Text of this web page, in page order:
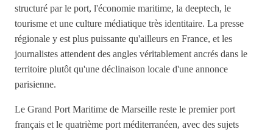
structuré par le port, l'économie maritime, la deeptech, le
tourisme et une culture médiatique très identitaire. La presse
régionale y est plus puissante qu'ailleurs en France, et les
journalistes attendent des angles véritablement ancrés dans le
territoire plutôt qu'une déclinaison locale d'une annonce
parisienne.
Le Grand Port Maritime de Marseille reste le premier port
français et le quatrième port méditerranéen, avec des sujets